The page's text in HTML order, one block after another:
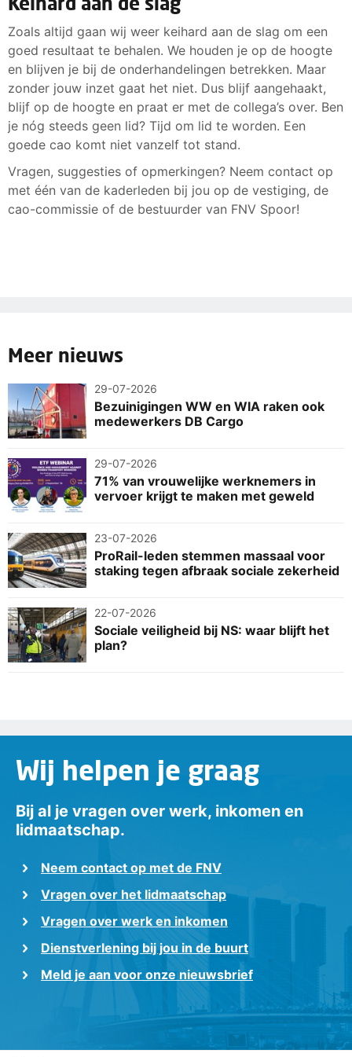
Zoals altijd gaan wij weer keihard aan de slag om een
goed resultaat te behalen. We houden je op de hoogte
en blijven je bij de onderhandelingen betrekken. Maar
zonder jouw inzet gaat het niet. Dus blijf aangehaakt,
blijf op de hoogte en praat er met de collega’s over. Ben
je nóg steeds geen lid? Tijd om lid te worden. Een
goede cao komt niet vanzelf tot stand.
Vragen, suggesties of opmerkingen? Neem contact op
met één van de kaderleden bij jou op de vestiging, de
cao-commissie of de bestuurder van FNV Spoor!
Meer nieuws
29-07-2026
Bezuinigingen WW en WIA raken ook
medewerkers DB Cargo
29-07-2026
71% van vrouwelijke werknemers in
vervoer krijgt te maken met geweld
23-07-2026
ProRail-leden stemmen massaal voor
staking tegen afbraak sociale zekerheid
22-07-2026
Sociale veiligheid bij NS: waar blijft het
plan?
Wij helpen je graag
Bij al je vragen over werk, inkomen en
lidmaatschap.
Neem contact op met de FNV
Vragen over het lidmaatschap
Vragen over werk en inkomen
Dienstverlening bij jou in de buurt
Meld je aan voor onze nieuwsbrief